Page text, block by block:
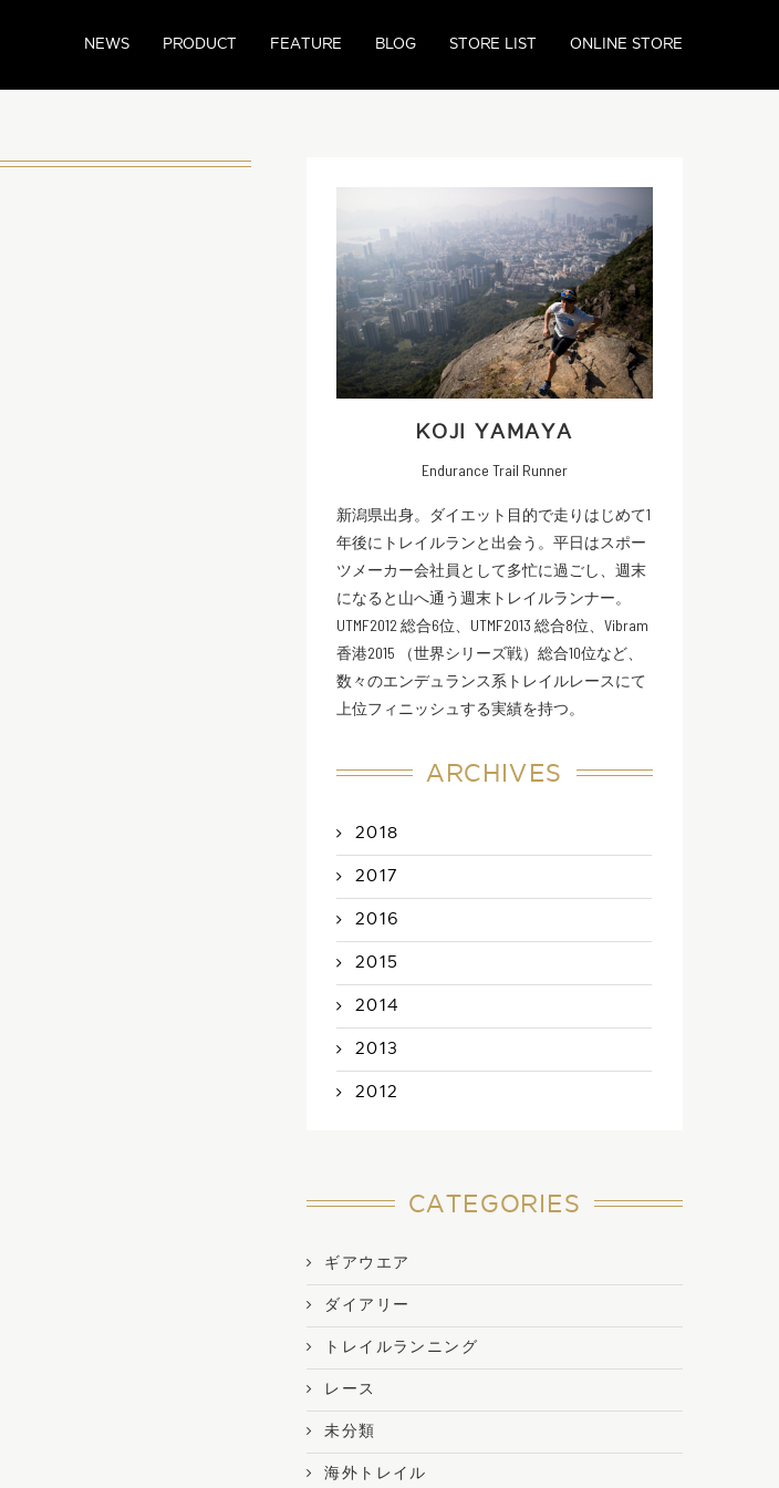
NEWS PRODUCT FEATURE BLOG STORE LIST ONLINE STORE
KOJI YAMAYA
Endurance Trail Runner
新潟県出身。ダイエット目的で走りはじめて1
年後にトレイルランと出会う。平日はスポー
ツメーカー会社員として多忙に過ごし、週末
になると山へ通う週末トレイルランナー。
UTMF2012 総合6位、UTMF2013 総合8位、Vibram
香港2015 （世界シリーズ戦）総合10位など、
数々のエンデュランス系トレイルレースにて
上位フィニッシュする実績を持つ。
ARCHIVES
2018
2017
2016
2015
2014
2013
2012
CATEGORIES
ギアウエア
ダイアリー
トレイルランニング
レース
未分類
海外トレイル